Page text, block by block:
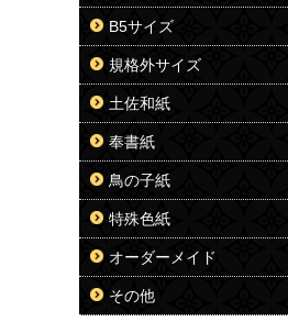
B5サイズ
規格外サイズ
土佐和紙
奉書紙
鳥の子紙
特殊色紙
オーダーメイド
その他